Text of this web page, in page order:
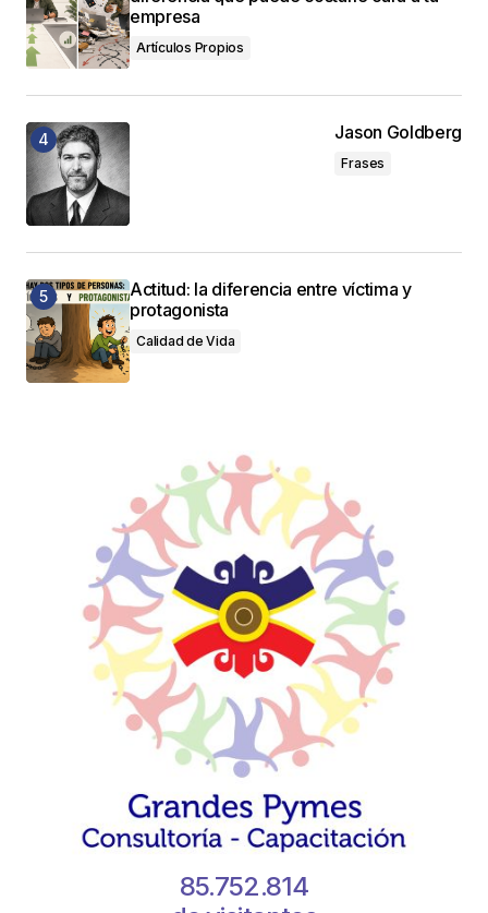
empresa
Artículos Propios
Jason Goldberg
Frases
Actitud: la diferencia entre víctima y
protagonista
Calidad de Vida
85.752.814